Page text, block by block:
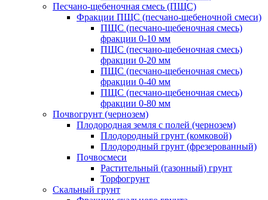
Песчано-щебеночная смесь (ПЩС)
Фракции ПЩС (песчано-щебеночной смеси)
ПЩС (песчано-щебеночная смесь)
фракции 0-10 мм
ПЩС (песчано-щебеночная смесь)
фракции 0-20 мм
ПЩС (песчано-щебеночная смесь)
фракции 0-40 мм
ПЩС (песчано-щебеночная смесь)
фракции 0-80 мм
Почвогрунт (чернозем)
Плодородная земля с полей (чернозем)
Плодородный грунт (комковой)
Плодородный грунт (фрезерованный)
Почвосмеси
Растительный (газонный) грунт
Торфогрунт
Скальный грунт